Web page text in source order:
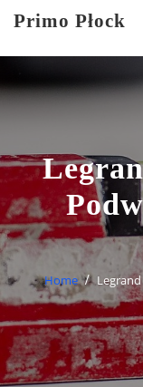
Primo Płock
Home